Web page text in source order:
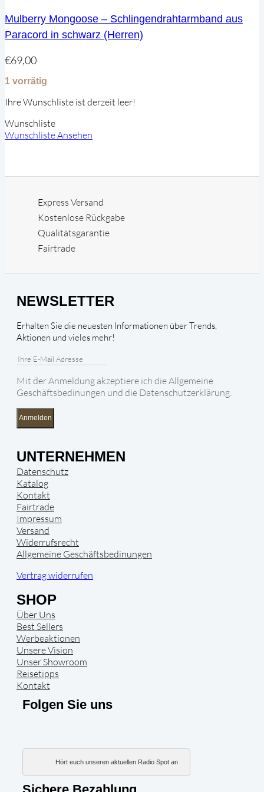
Mulberry Mongoose – Schlingendrahtarmband aus
Paracord in schwarz (Herren)
€69,00
1 vorrätig
Ihre Wunschliste ist derzeit leer!
Wunschliste
Wunschliste Ansehen
Express Versand
Kostenlose Rückgabe
Qualitätsgarantie
Fairtrade
NEWSLETTER
Erhalten Sie die neuesten Informationen über Trends,
Aktionen und vieles mehr!
Mit der Anmeldung akzeptiere ich die Allgemeine
Geschäftsbedinungen und die Datenschutzerklärung.
Anmelden
UNTERNEHMEN
Datenschutz
Katalog
Kontakt
Fairtrade
Impressum
Versand
Widerrufsrecht
Allgemeine Geschäftsbedinungen
Vertrag widerrufen
SHOP
Über Uns
Best Sellers
Werbeaktionen
Unsere Vision
Unser Showroom
Reisetipps
Kontakt
Folgen Sie uns
Hört euch unseren aktuellen Radio Spot an